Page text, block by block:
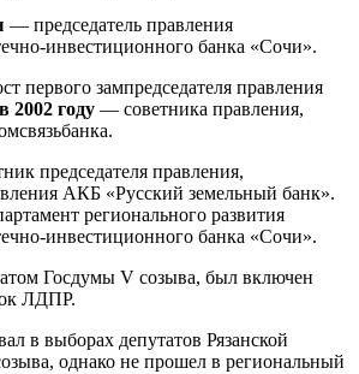
— председатель правления
инвестиционного банка «Сочи».
первого зампредседателя правления
в 2002 году — советника правления,
председателя правления,
АКБ «Русский земельный банк».
регионального развития
инвестиционного банка «Сочи».
Госдумы V созыва, был включен
ЛДПР.
в выборах депутатов Рязанской
однако не прошел в региональный